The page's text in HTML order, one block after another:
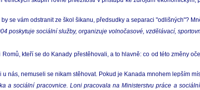
se vám odstranit ze škol šikanu, předsudky a separaci "odlišných"?
poskytuje sociální služby, organizuje volnočasové, vzdělávací,
kteří se do Kanady přestěhovali, a to hlavně: co od této změny
nás, nemuseli se nikam stěhovat. Pokud je Kanada mnohem lepším
a sociální pracovnice. Loni pracovala na Ministerstvu práce a